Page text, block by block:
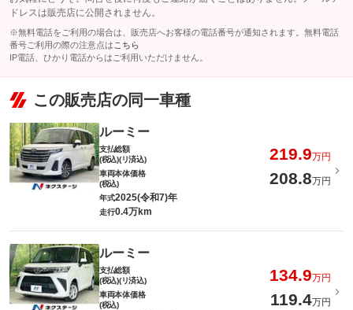
ドレスは販売店に公開されません。
※無料電話をご利用の場合は、販売店へお客様の電話番号が通知されます。無料電話
番号ご利用の際の注意点は こちら
IP電話、ひかり電話からはご利用いただけません。
この販売店の同一車種
ルーミー
支払総額
(税込)(リ済込)
219.9万円
車両本体価格
(税込)
208.8万円
年式2025(令和7)年
走行0.4万km
ルーミー
支払総額
(税込)(リ済込)
134.9万円
車両本体価格
(税込)
119.4万円